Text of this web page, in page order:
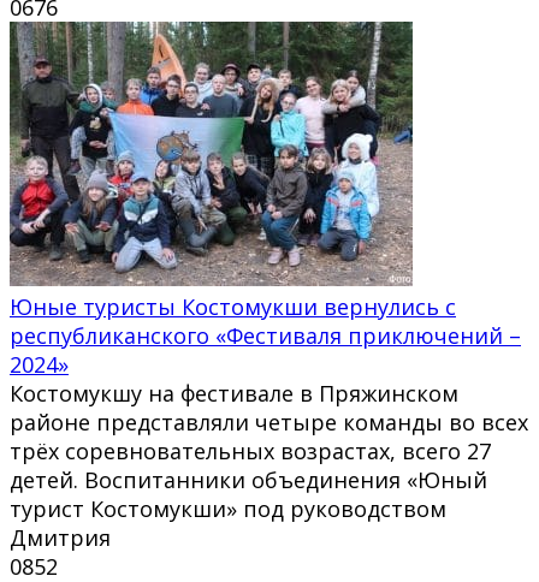
0676
Юные туристы Костомукши вернулись с
республиканского «Фестиваля приключений –
2024»
Костомукшу на фестивале в Пряжинском
районе представляли четыре команды во всех
трёх соревновательных возрастах, всего 27
детей. Воспитанники объединения «Юный
турист Костомукши» под руководством
Дмитрия
0852